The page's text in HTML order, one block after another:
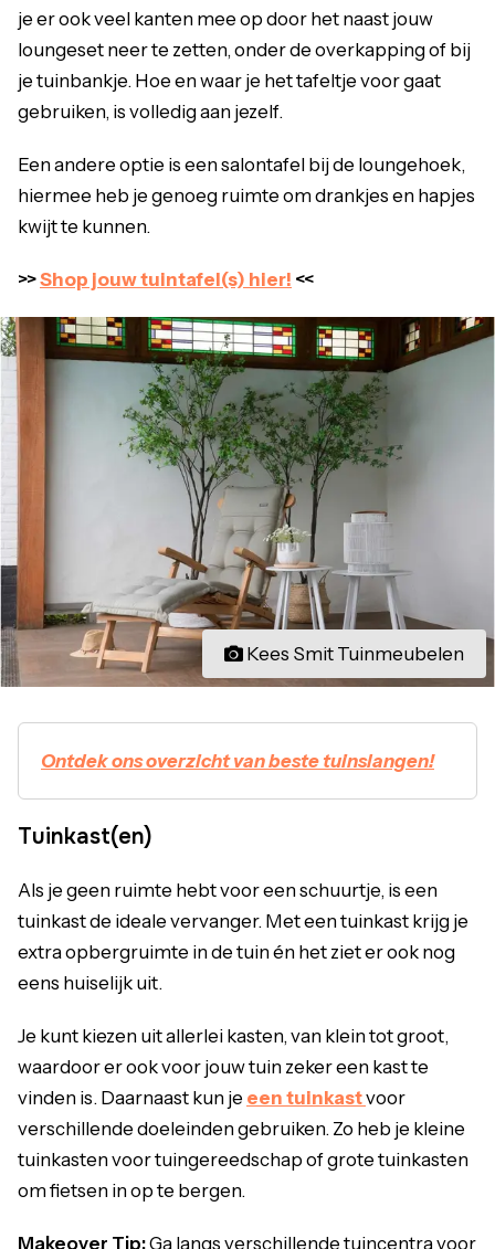
je er ook veel kanten mee op door het naast jouw
loungeset neer te zetten, onder de overkapping of bij
je tuinbankje. Hoe en waar je het tafeltje voor gaat
gebruiken, is volledig aan jezelf.
Een andere optie is een salontafel bij de loungehoek,
hiermee heb je genoeg ruimte om drankjes en hapjes
kwijt te kunnen.
>>Shop jouw tuintafel(s) hier! <<
Kees Smit Tuinmeubelen
Ontdek ons overzicht van beste tuinslangen!
Tuinkast(en)
Als je geen ruimte hebt voor een schuurtje, is een
tuinkast de ideale vervanger. Met een tuinkast krijg je
extra opbergruimte in de tuin én het ziet er ook nog
eens huiselijk uit.
Je kunt kiezen uit allerlei kasten, van klein tot groot,
waardoor er ook voor jouw tuin zeker een kast te
vinden is. Daarnaast kun je een tuinkastvoor
verschillende doeleinden gebruiken. Zo heb je kleine
tuinkasten voor tuingereedschap of grote tuinkasten
om fietsen in op te bergen.
Makeover Tip:Ga langs verschillende tuincentra voor